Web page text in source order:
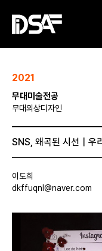
2021
무대미술전공
무대의상디자인
SNS, 왜곡된 시선｜
이도희
dkffuqnl@naver.com